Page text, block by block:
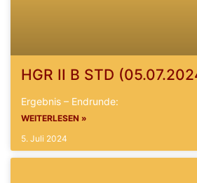
HGR II B STD
Ergebnis – Endrunde:
WEITERLESEN »
5. Juli 2024